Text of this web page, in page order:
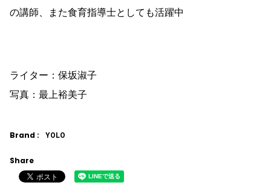
の講師、また食育指導士としても活躍中
ライター：保坂淑子
写真：最上裕美子
Brand : YOLO
Share